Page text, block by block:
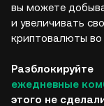
вы можете
и увеличивать
криптовалюты во
Разблокируйте
ежедневные
этого не